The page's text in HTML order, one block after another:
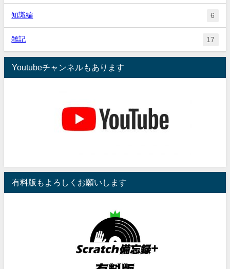
知識編 6
雑記 17
Youtubeチャンネルもあります
有料版もよろしくお願いします